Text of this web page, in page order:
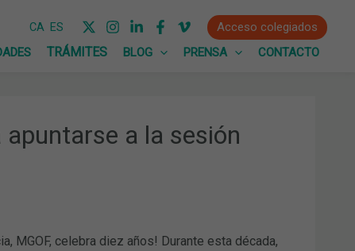
CA ES
Acceso colegiados
BLOG PRENSA CONTACTO
a la sesión
MGOF, celebra diez años! Durante esta década,